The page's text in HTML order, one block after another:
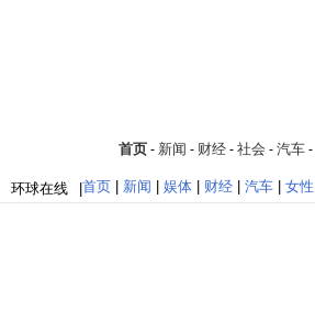
首页 - 新闻 - 财经 - 社会 - 汽车 -
环球在线 首页 新闻 娱体 财经 汽车 女性